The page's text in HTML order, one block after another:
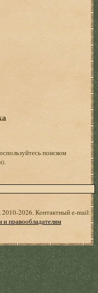
поиском
2026. Контактный e-mail:
и правообладателям